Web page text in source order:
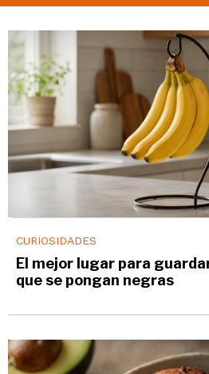
CURIOSIDADES
El mejor lugar para
que se pongan negras